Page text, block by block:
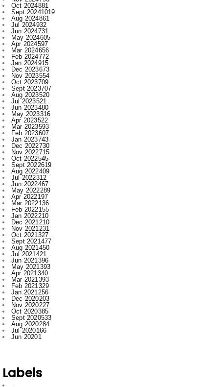
Oct 2024881
Sept 20241019
Aug 2024861
Jul 2024932
Jun 2024731
May 2024605
Apr 2024597
Mar 2024656
Feb 2024772
Jan 2024915
Dec 2023673
Nov 2023554
Oct 2023709
Sept 2023707
Aug 2023520
Jul 2023521
Jun 2023480
May 2023316
Apr 2023522
Mar 2023593
Feb 2023607
Jan 2023743
Dec 2022730
Nov 2022715
Oct 2022545
Sept 2022619
Aug 2022409
Jul 2022312
Jun 2022467
May 2022289
Apr 2022197
Mar 2022136
Feb 2022155
Jan 2022210
Dec 2021 210
Nov 2021 231
Oct 2021 327
Sept 2021477
Aug 2021 450
Jul 2021 421
Jun 2021 396
May 2021 393
Apr 2021 340
Mar 2021 393
Feb 2021 329
Jan 2021 256
Dec 2020203
Nov 2020227
Oct 2020385
Sept 2020533
Aug 2020284
Jul 2020166
Jun 20201
Labels